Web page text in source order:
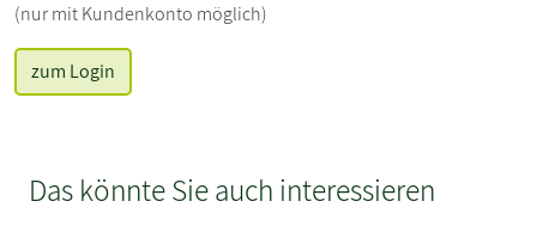
(nur mit Kundenkonto möglich)
zum Login
Das könnte Sie auch interessieren